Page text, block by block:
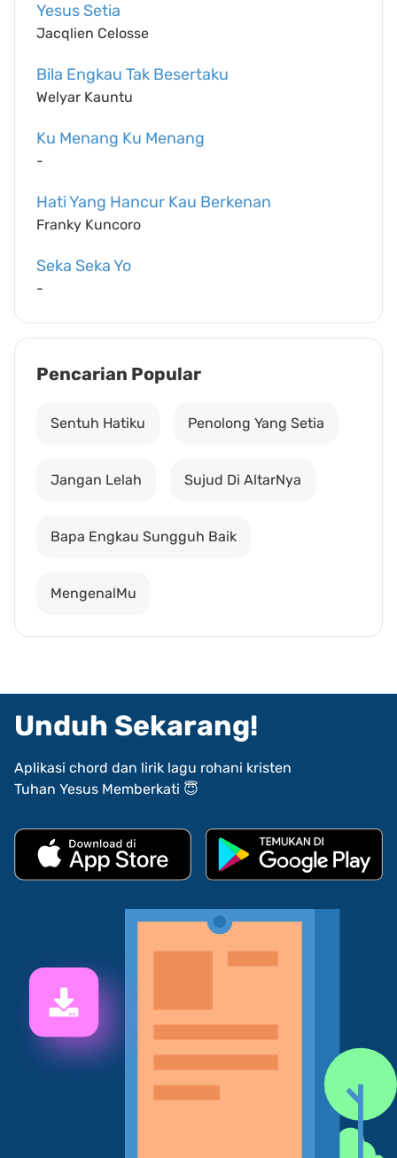
Yesus Setia
Jacqlien Celosse
Bila Engkau Tak Besertaku
Welyar Kauntu
Ku Menang Ku Menang
-
Hati Yang Hancur Kau Berkenan
Franky Kuncoro
Seka Seka Yo
-
Pencarian Popular
Sentuh Hatiku Penolong Yang Setia
Jangan Lelah Sujud Di AltarNya
Bapa Engkau Sungguh Baik
MengenalMu
Unduh Sekarang!
Aplikasi chord dan lirik lagu rohani kristen
Tuhan Yesus Memberkati 😇